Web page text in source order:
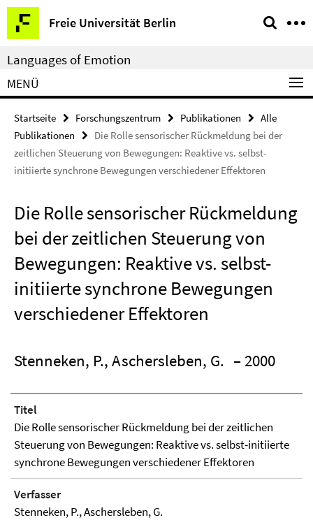
Springe
direkt
zu
Inhalt
Freie Universität Berlin
Service-
Navigation
Languages of Emotion
MENÜ
Startseite Forschungszentrum Publikationen
Alle
Publikationen
Die Rolle sensorischer Rückmeldung bei der
zeitlichen Steuerung von Bewegungen: Reaktive vs. selbst-
initiierte synchrone Bewegungen verschiedener Effektoren
Die Rolle sensorischer Rückmeldung
bei der zeitlichen Steuerung von
Bewegungen: Reaktive vs. selbst-
initiierte synchrone Bewegungen
verschiedener Effektoren
Stenneken, P., Aschersleben, G. – 2000
Titel
Die Rolle sensorischer Rückmeldung bei der zeitlichen
Steuerung von Bewegungen: Reaktive vs. selbst-initiierte
synchrone Bewegungen verschiedener Effektoren
Verfasser
Stenneken, P., Aschersleben, G.